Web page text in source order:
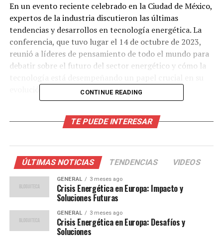
En un evento reciente celebrado en la Ciudad de México,
expertos de la industria discutieron las últimas
tendencias y desarrollos en tecnología energética. La
conferencia, que tuvo lugar el 14 de octubre de 2023,
reunió a líderes de pensamiento de todo el mundo para
debatir sobre el futuro del sector energético y cómo la
El Impacto de la Tecnología en
La tecnología está revolucionando la forma en que se
produce y consume la energía. Desde la implementación
de redes inteligentes hasta el uso de inteligencia
artificial para optimizar el consumo energético, las
innovaciones están cambiando el panorama energético
de manera significativa. Según un informe de la Agencia
Internacional de Energía, se espera que el uso de
CONTINUE READING
TE PUEDE INTERESAR
ÚLTIMAS NOTICIAS TENDENCIAS VIDEOS
GENERAL 3 meses ago
Crisis Energética en Europa: Impacto y
Soluciones Futuras
GENERAL 3 meses ago
Crisis Energética en Europa: Desafíos y
Soluciones